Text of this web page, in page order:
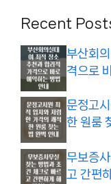
Recent
부산회
격으로
문정고
한 원룸
무보증
고 간편